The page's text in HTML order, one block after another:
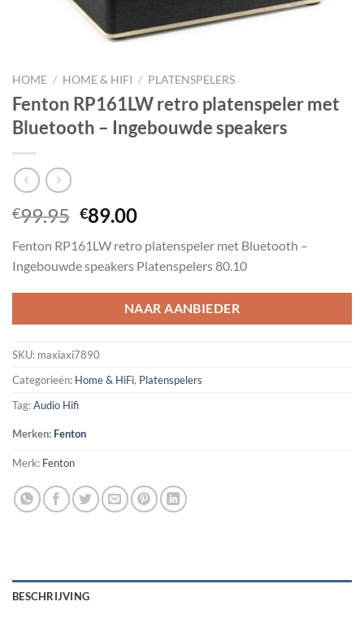
HOME / HOME & HIFI / PLATENSPELERS
Fenton RP161LW retro platenspeler met
Bluetooth – Ingebouwde speakers
€99.95 Oorspronkelijke
was:
€99.95.
€89.00Huidige
is:
€89.00.
Fenton RP161LW retro platenspeler met Bluetooth –
Ingebouwde speakers Platenspelers 80.10
NAAR AANBIEDER
SKU: maxiaxi7890
Categorieën: Home & HiFi, Platenspelers
Tag:Audio Hifi
Merken: Fenton
Merk: Fenton
BESCHRIJVING